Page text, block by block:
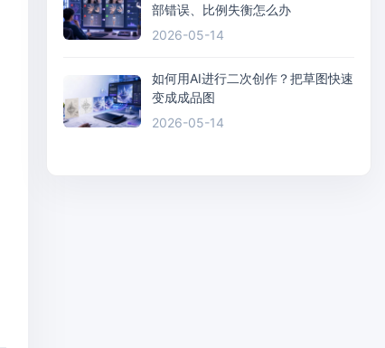
部错误、比例失衡怎么办
2026-05-14
如何用AI进行二次创作？把草图快速
变成成品图
2026-05-14